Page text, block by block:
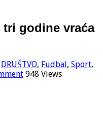
godine vraća
DRUŠTVO, Fudbal, Sport,
948 Views